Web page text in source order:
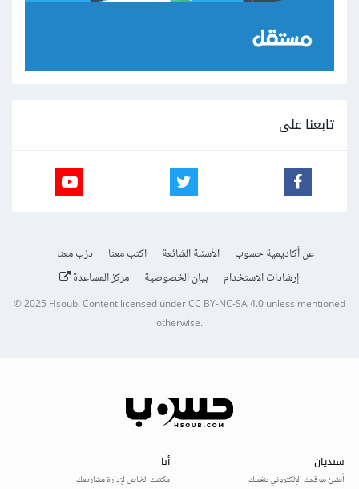
تابعنا على
عن أكاديمية حسوب الأسئلة الشائعة اكتب معنا
درّب معنا
إرشادات الاستخدام
بيان الخصوصية مركز المساعدة
© 2025Hsoub.Content licensed underCC BY-NC-SA 4.0unless mentioned
otherwise.